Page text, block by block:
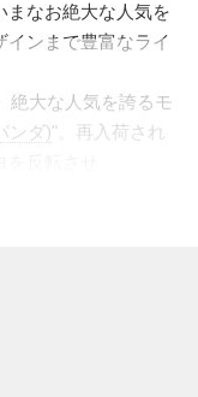
まなお絶大な人気を
ンまで豊富なライ
絶大な人気を誇るモ
ンダ)"。再入荷され
。 また新たな情報